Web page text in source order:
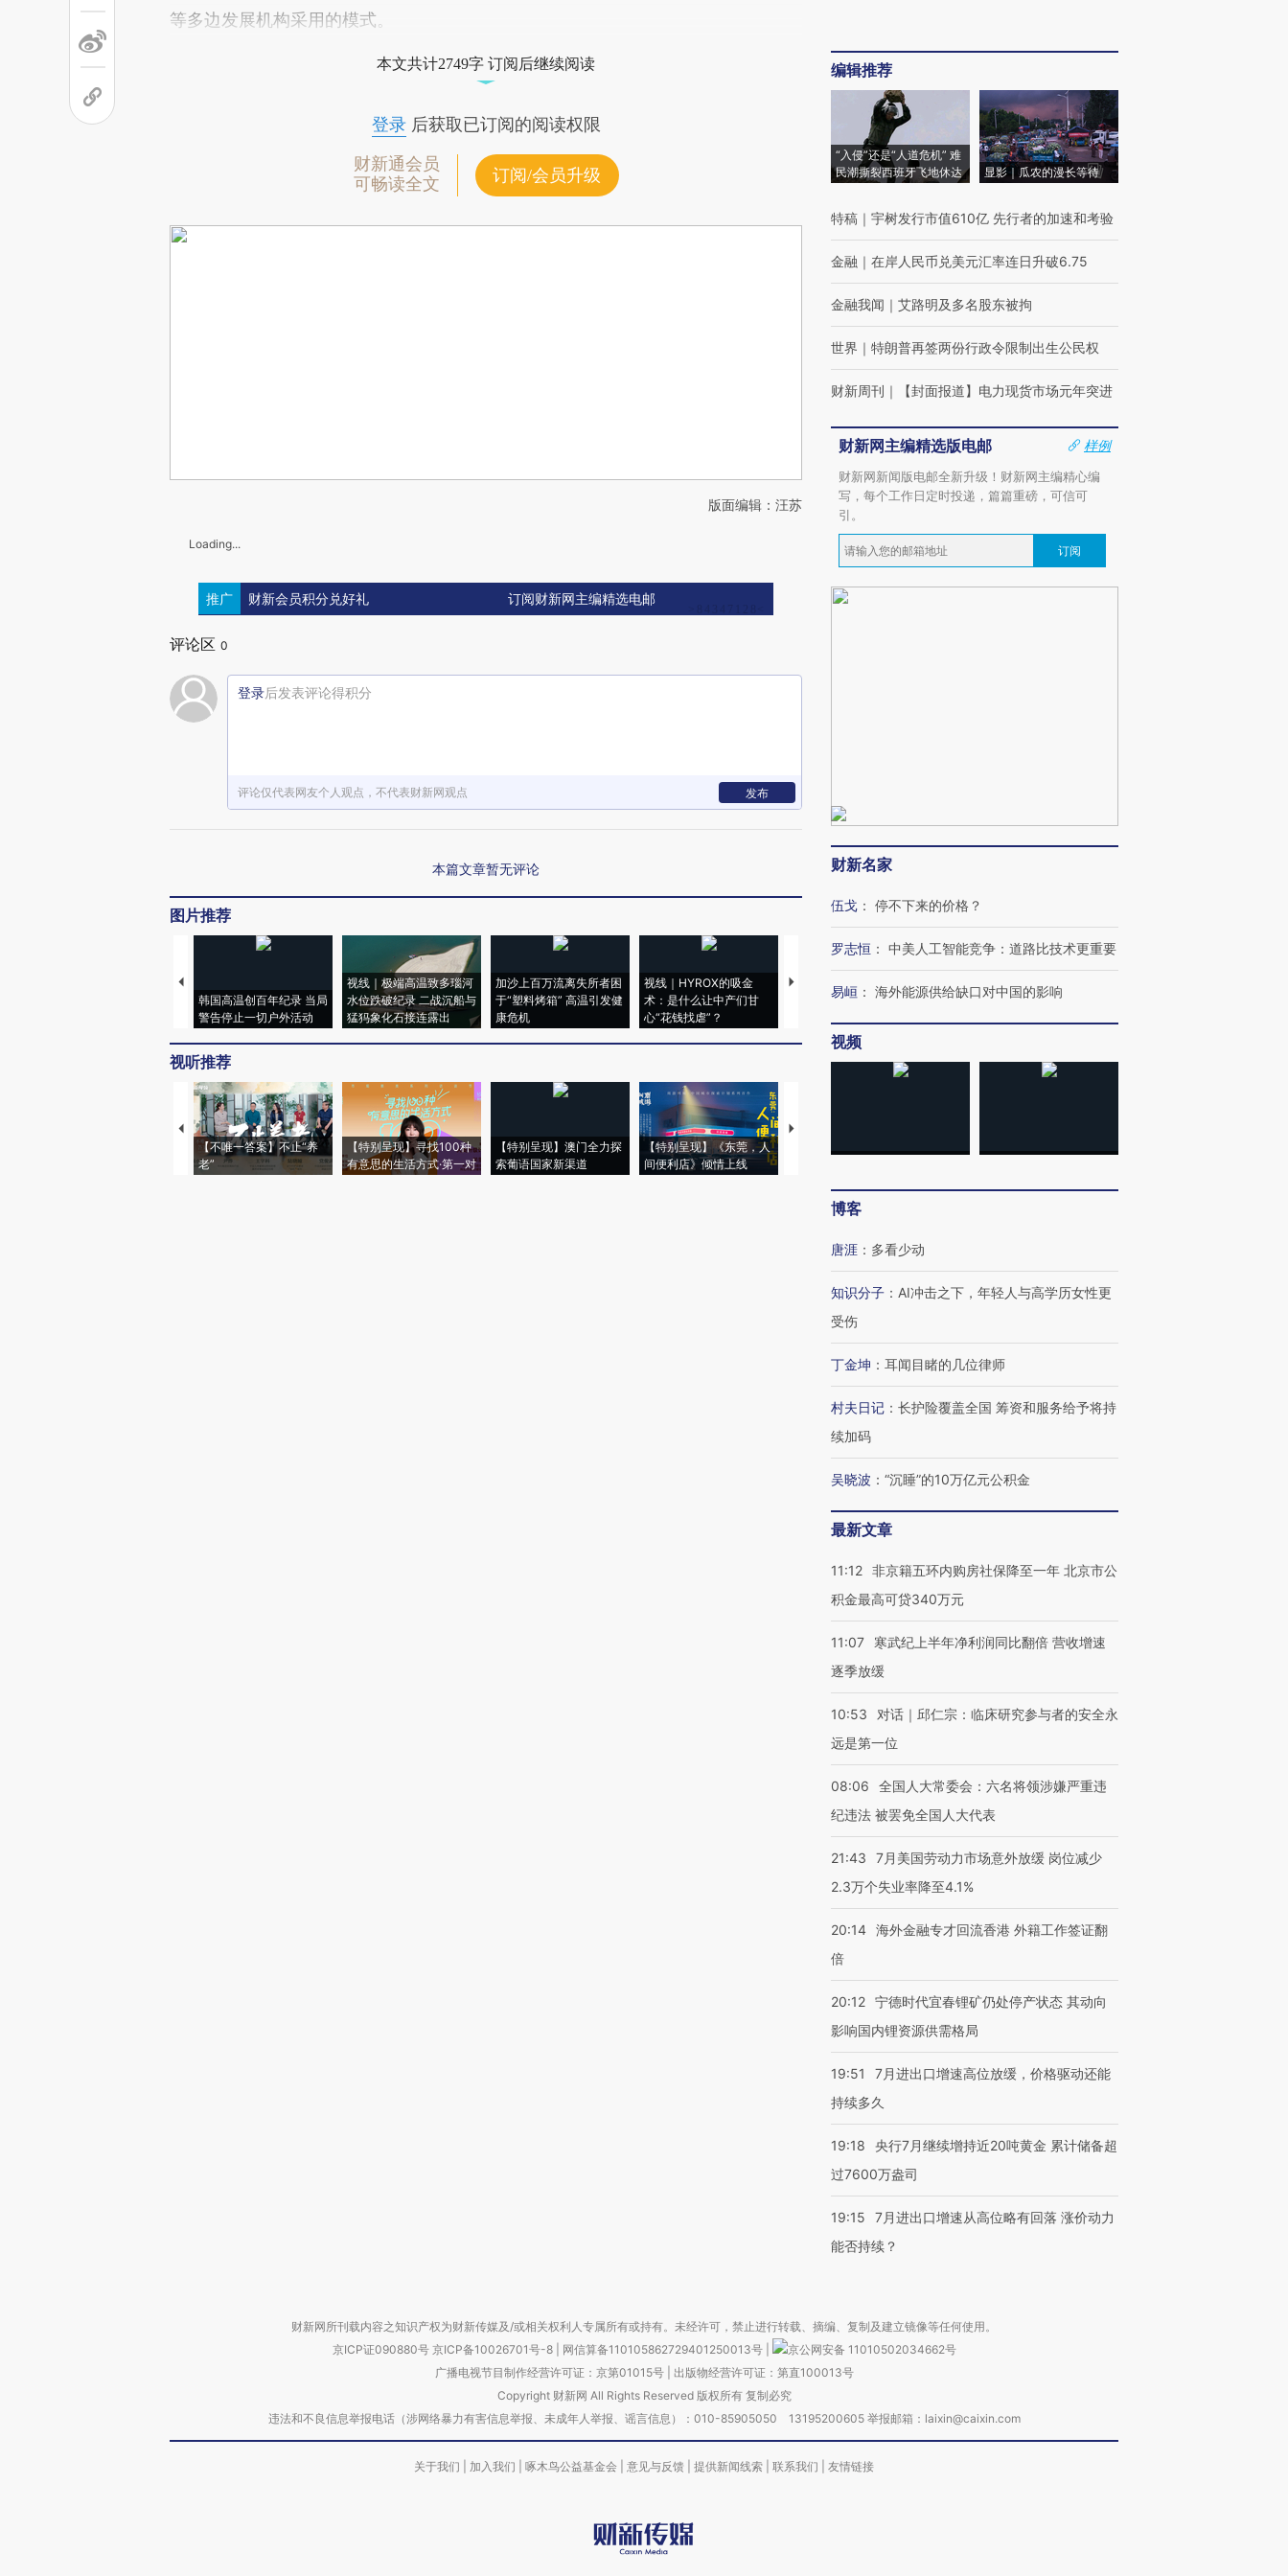
等多边发展机构采用的模式。
本文共计2749字 订阅后继续阅读
登录后获取已订阅的阅读权限
财新通会员
可畅读全文
订阅/会员升级
版面编辑：汪苏
Loading...
推广 财新会员积分兑好礼 订阅财新网主编精选电邮
评论区 0
登录后发表评论得积分
评论仅代表网友个人观点，不代表财新网观点 发布
本篇文章暂无评论
图片推荐
韩国高温创百年纪录 当局
警告停止一切户外活动
视线｜极端高温致多瑙河
水位跌破纪录 二战沉船与
猛犸象化石接连露出
加沙上百万流离失所者困
于“塑料烤箱” 高温引发健
康危机
视线｜HYROX的吸金
术：是什么让中产们甘
心“花钱找虐”？
马航飞行员跨国走私7万
粒摇头丸 尿检体内含3种
视线｜被称为“蟑螂”的印
度Z世代 用街头抗争将教
视听推荐
【不唯一答案】不止“养
老”
【特别呈现】寻找100种
有意思的生活方式·第一对
【特别呈现】澳门全力探
索葡语国家新渠道
【特别呈现】《东莞，人
间便利店》倾情上线
【推广】走进第四届链博
编辑推荐
“入侵”还是“人道危机” 难
民潮撕裂西班牙飞地休达
显影｜瓜农的漫长等待
特稿 ｜ 宇树发行市值610亿 先行者的加速和考验
金融 ｜ 在岸人民币兑美元汇率连日升破6.75
金融我闻 ｜ 艾路明及多名股东被拘
世界 ｜ 特朗普再签两份行政令限制出生公民权
财新周刊 ｜ 【封面报道】电力现货市场元年突进
财新网主编精选版电邮
样例
财新网新闻版电邮全新升级！财新网主编精心编
写，每个工作日定时投递，篇篇重磅，可信可
引。
订阅
财新名家
伍戈 ： 停不下来的价格？
罗志恒 ： 中美人工智能竞争：道路比技术更重要
易峘 ： 海外能源供给缺口对中国的影响
视频
博客
唐涯 ： 多看少动
知识分子 ： AI冲击之下，年轻人与高学历女性更
受伤
丁金坤 ： 耳闻目睹的几位律师
村夫日记 ： 长护险覆盖全国 筹资和服务给予将持
续加码
吴晓波 ： “沉睡”的10万亿元公积金
最新文章
11:12 非京籍五环内购房社保降至一年 北京市公
积金最高可贷340万元
11:07
寒武纪上半年净利润同比翻倍 营收增速
逐季放缓
10:53
对话｜邱仁宗：临床研究参与者的安全永
远是第一位
08:06
全国人大常委会：六名将领涉嫌严重违
纪违法 被罢免全国人大代表
21:43
7月美国劳动力市场意外放缓 岗位减少
2.3万个失业率降至4.1%
20:14 海外金融专才回流香港 外籍工作签证翻
倍
20:12 宁德时代宜春锂矿仍处停产状态 其动向
影响国内锂资源供需格局
19:51
7月进出口增速高位放缓，价格驱动还能
持续多久
19:18
央行7月继续增持近20吨黄金 累计储备超
过7600万盎司
19:15
7月进出口增速从高位略有回落 涨价动力
能否持续？
财新网所刊载内容之知识产权为财新传媒及/或相关权利人专属所有或持有。未经许可，禁止进行转载、摘编、复制及建立镜像等任何使用。
京ICP证090880号 京ICP备10026701号-8 网信算备110105862729401250013号
京公网安备 11010502034662号
广播电视节目制作经营许可证：京第01015号| 出版物经营许可证：第直100013号
Copyright 财新网 All Rights Reserved 版权所有 复制必究
违法和不良信息举报电话（涉网络暴力有害信息举报、未成年人举报、谣言信息）：010-85905050 13195200605 举报邮箱：laixin@caixin.com
关于我们 加入我们 啄木鸟公益基金会 意见与反馈 提供新闻线索 联系我们 友情链接